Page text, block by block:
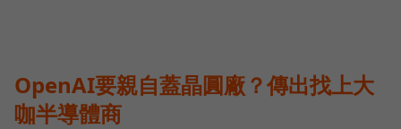
OpenAI要親自蓋晶圓廠？傳出找上大
咖半導體商